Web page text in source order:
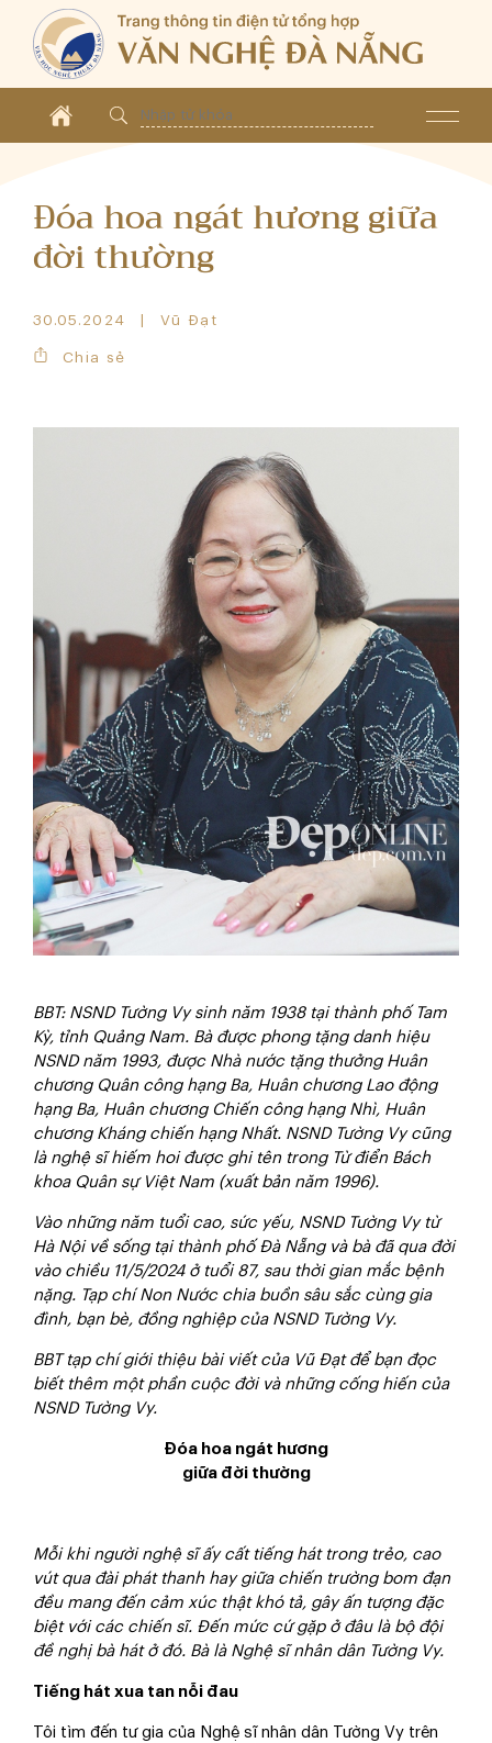
Đóa hoa ngát hương giữa
đời thường
30.05.2024 Vũ Đạt
Chia sẻ
BBT: NSND Tường Vy sinh năm 1938 tại thành phố Tam
Kỳ, tỉnh Quảng Nam. Bà được phong tặng danh hiệu
NSND năm 1993, được Nhà nước tặng thưởng Huân
chương Quân công hạng Ba, Huân chương Lao động
hạng Ba, Huân chương Chiến công hạng Nhì, Huân
chương Kháng chiến hạng Nhất. NSND Tường Vy cũng
là nghệ sĩ hiếm hoi được ghi tên trong Từ điển Bách
khoa Quân sự Việt Nam (xuất bản năm 1996).
Vào những năm tuổi cao, sức yếu, NSND Tường Vy từ
Hà Nội về sống tại thành phố Đà Nẵng và bà đã qua đời
vào chiều 11/5/2024 ở tuổi 87, sau thời gian mắc bệnh
nặng. Tạp chí Non Nước chia buồn sâu sắc cùng gia
đình, bạn bè, đồng nghiệp của NSND Tường Vy.
BBT tạp chí giới thiệu bài viết của Vũ Đạt để bạn đọc
biết thêm một phần cuộc đời và những cống hiến của
NSND Tường Vy.
Đóa hoa ngát hương
giữa đời thường
Mỗi khi người nghệ sĩ ấy cất tiếng hát trong trẻo, cao
vút qua đài phát thanh hay giữa chiến trường bom đạn
đều mang đến cảm xúc thật khó tả, gây ấn tượng đặc
biệt với các chiến sĩ. Đến mức cứ gặp ở đâu là bộ đội
đề nghị bà hát ở đó. Bà là Nghệ sĩ nhân dân Tường Vy.
Tiếng hát xua tan nỗi đau
Tôi tìm đến tư gia của Nghệ sĩ nhân dân Tường Vy trên